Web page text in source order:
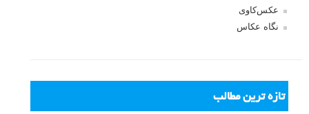
عکس‌کاوی
نگاه عکاس
تازه ترین مطالب